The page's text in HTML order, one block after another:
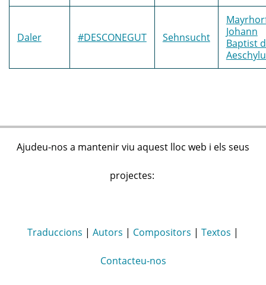
Daler #DESCONEGUT Sehnsucht
Johann
Baptist
Ajudeu-nos a mantenir viu aquest lloc web i els seus
projectes:
Traduccions | Autors | Compositors | Textos |
Contacteu-nos